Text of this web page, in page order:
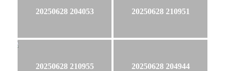
20250628 204053 20250628 210951
20250628 210955 20250628 204944